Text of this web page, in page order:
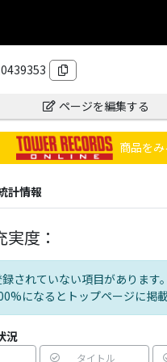
ページを編集する
商品をみ
計情報
度：
録されていない項目があります
になるとトップページに掲載
況
タイトル